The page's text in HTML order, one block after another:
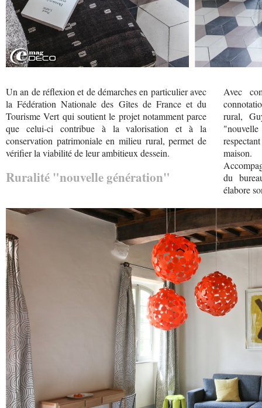
Un an de réflexion et de démarches en particulier avec
la Fédération Nationale des Gîtes de France et du
Tourisme Vert qui soutient le projet notamment parce
que celui-ci contribue à la valorisation et à la
conservation patrimoniale en milieu rural, permet de
vérifier la viabilité de leur ambitieux dessein.
Ruralité "nouvelle génération"
Avec
rural,
maison.
du
élabore